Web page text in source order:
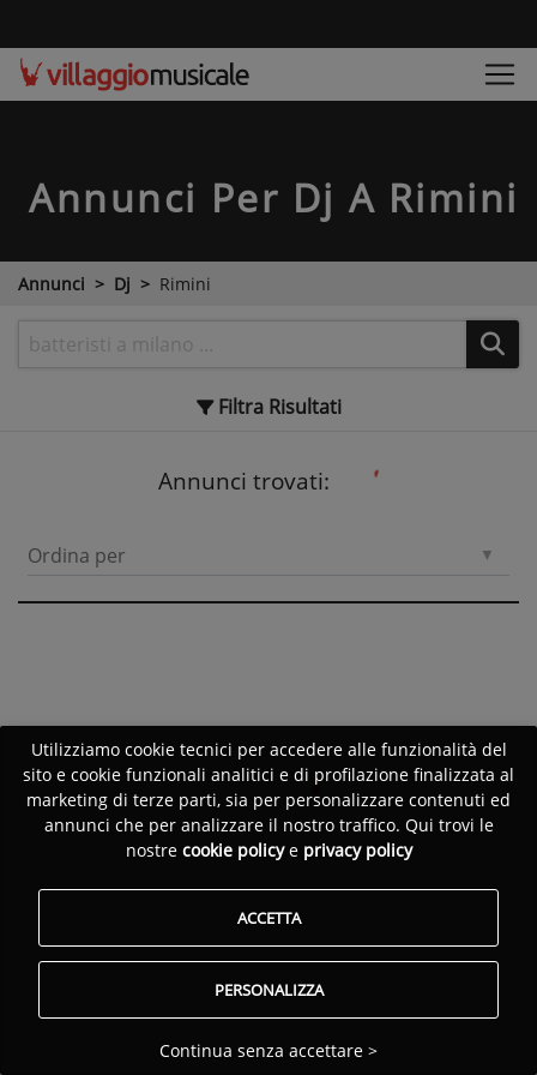
Annunci Per Dj A Rimini
Annunci Dj Rimini
Filtra Risultati
Annunci trovati:
Ordina per
Utilizziamo cookie tecnici per accedere alle funzionalità del
sito e cookie funzionali analitici e di profilazione finalizzata al
marketing di terze parti, sia per personalizzare contenuti ed
annunci che per analizzare il nostro traffico. Qui trovi le
nostre cookie policye privacy policy
ACCETTA
PERSONALIZZA
Continua senza accettare >